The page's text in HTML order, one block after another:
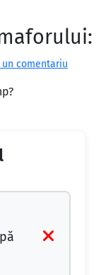
un comentariu